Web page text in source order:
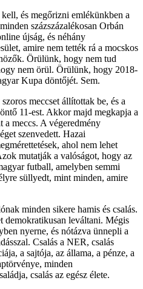
és megőrizni emlékünkben a
százszázalékosan Orbán
újság, és néhány
amire nem tették rá a mocskos
Örülünk, hogy nem tud
nem örül. Örülünk, hogy 2018-
Kupa döntőjét. Sem.
meccset állítottak be, és a
11-est. Akkor majd megkapja a
a meccs. A végeredmény
szenvedett. Hazai
ahol nem lehet
mutatják a valóságot, hogy az
futball, amelyben semmi
süllyedt, mint minden, amire
minden sikere hamis és csalás.
demokratikusan leváltani. Mégis
nyerne, és nótázva ünnepli a
Csalás a NER, csalás
a sajtója, az állama, a pénze, a
minden
csalás az egész élete.